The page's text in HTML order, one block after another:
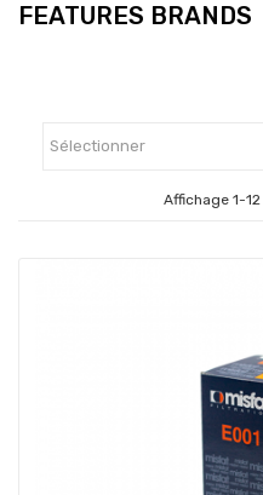
FEATURES BRANDS
Sélectionner
Affichage 1-